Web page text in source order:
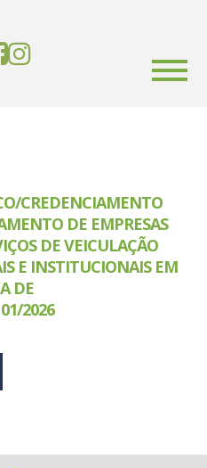
CREDENCIAMENTO
DE EMPRESAS
DE VEICULAÇÃO
E INSTITUCIONAIS EM
DE
2026